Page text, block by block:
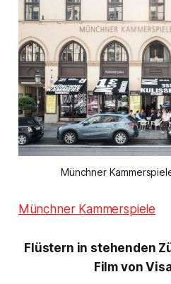
Münchner
Münchner Kammerspiele
Flüstern in stehenden
Film von